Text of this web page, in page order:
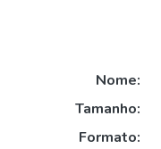
Nome:
Tamanho:
Formato: